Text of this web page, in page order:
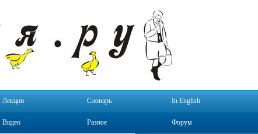
Лекции Словарь In English
Видео Разное Форум